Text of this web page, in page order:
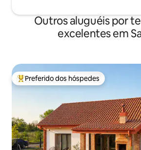
Outros aluguéis por
excelentes em
Entre os melhores preferidos dos
Preferido dos hóspedes